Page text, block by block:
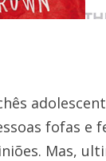
fofas e
Mas,